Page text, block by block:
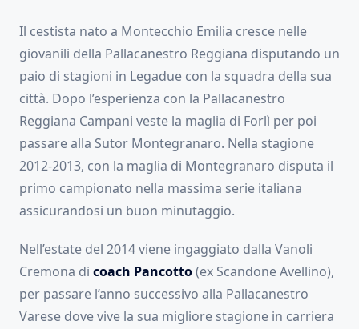
Il cestista nato a Montecchio Emilia cresce nelle
giovanili della Pallacanestro Reggiana disputando un
paio di stagioni in Legadue con la squadra della sua
città. Dopo l’esperienza con la Pallacanestro
Reggiana Campani veste la maglia di Forlì per poi
passare alla Sutor Montegranaro. Nella stagione
2012-2013, con la maglia di Montegranaro disputa il
primo campionato nella massima serie italiana
assicurandosi un buon minutaggio.
Nell’estate del 2014 viene ingaggiato dalla Vanoli
Cremona di coach Pancotto(ex Scandone Avellino),
per passare l’anno successivo alla Pallacanestro
Varese dove vive la sua migliore stagione in carriera